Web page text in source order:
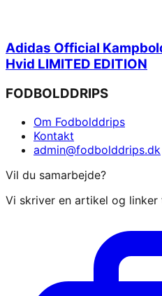
Adidas Official
Hvid LIMITED EDITION
FODBOLDDRIPS
Om Fodbolddrips
Kontakt
admin@fodbolddrips.dk
Vil du samarbejde?
Vi skriver en artikel og linker